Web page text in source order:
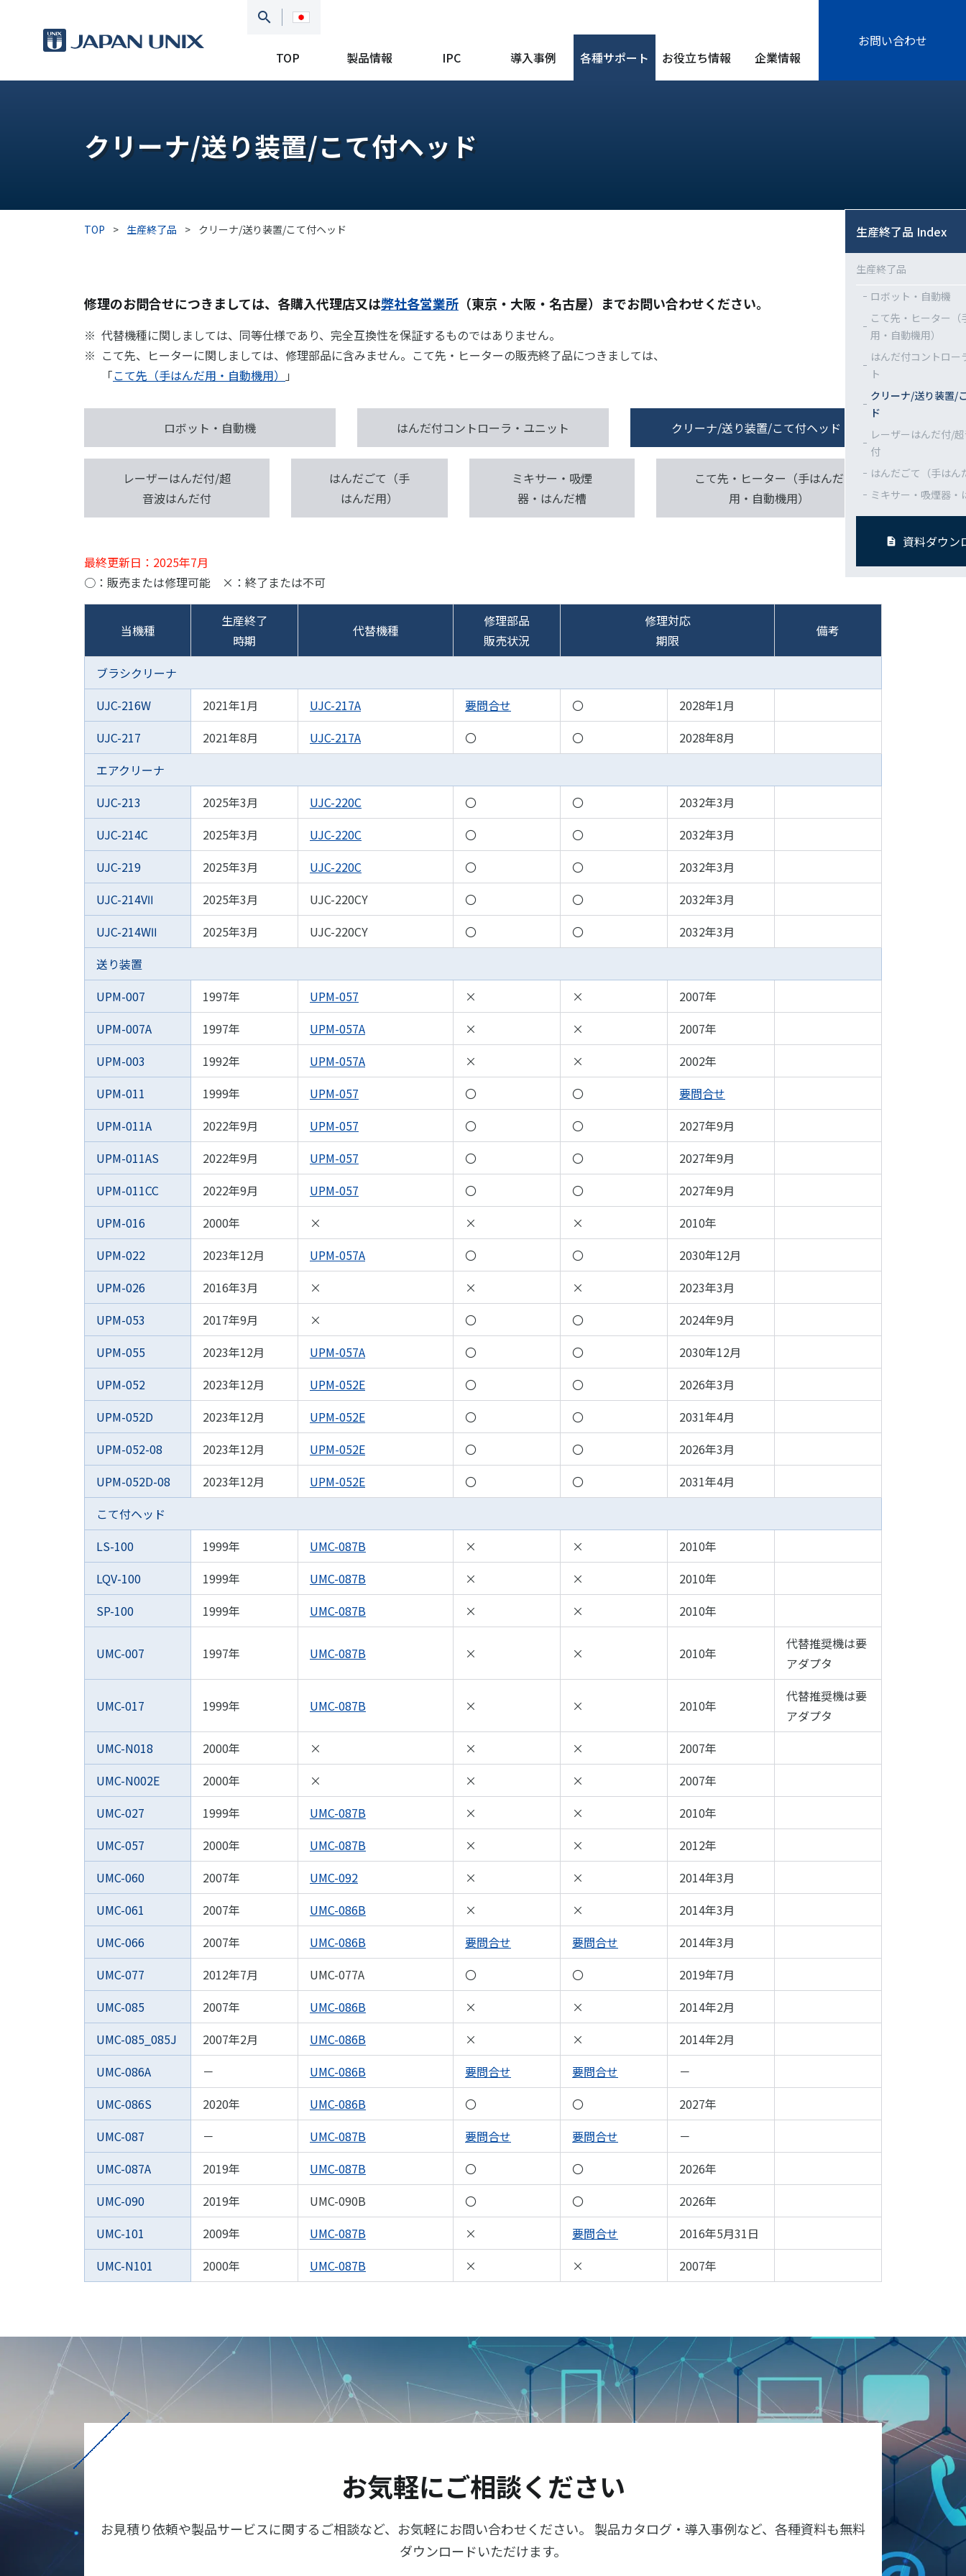
TOP 製品情報 IPC 導入事例 各種サポート お役立ち情報 企業情報
お問い合わせ
クリーナ/送り装置/こて付ヘッド
TOP > 生産終了品 > クリーナ/送り装置/こて付ヘッド
修理のお問合せにつきましては、各購入代理店又は弊社各営業所 （東京・大阪・名古屋）までお問い合わせください。
代替機種に関しましては、同等仕様であり、完全互換性を保証するものではありません。
こて先、ヒーターに関しましては、修理部品に含みません。こて先・ヒーターの販売終了品につきましては、
「こて先（手はんだ用・自動機用） 」
ロボット・自動機 はんだ付コントローラ・ユニット クリーナ/送り装置/こて付ヘッド
レーザーはんだ付/超
音波はんだ付
はんだごて（手
はんだ用）
ミキサー・吸煙
器・はんだ槽
こて先・ヒーター（手はんだ
用・自動機用）
最終更新日：2025年7月
○：販売または修理可能 ×：終了または不可
当機種
生産終了
時期
代替機種
修理部品
販売状況
修理対応
期限
備考
ブラシクリーナ
UJC-216W
2021年1月 UJC-217A 要問合せ 〇
2028年1月
UJC-217
2021年8月 UJC-217A 〇 〇
2028年8月
エアクリーナ
UJC-213
2025年3月 UJC-220C 〇 〇
2032年3月
UJC-214C
2025年3月 UJC-220C 〇 〇
2032年3月
UJC-219
2025年3月 UJC-220C 〇 〇
2032年3月
UJC-214VⅡ
2025年3月 UJC-220CY 〇 〇
2032年3月
UJC-214WⅡ
2025年3月 UJC-220CY 〇 〇
2032年3月
送り装置
UPM-007
1997年 UPM-057 × ×
2007年
UPM-007A
1997年 UPM-057A × ×
2007年
UPM-003
1992年 UPM-057A × ×
2002年
UPM-011
1999年 UPM-057 〇 〇
要問合せ
UPM-011A
2022年9月 UPM-057 〇 〇
2027年9月
UPM-011AS
2022年9月 UPM-057 〇 〇
2027年9月
UPM-011CC
2022年9月 UPM-057 〇 〇
2027年9月
UPM-016
2000年 × × ×
2010年
UPM-022
2023年12月 UPM-057A 〇 〇
2030年12月
UPM-026
2016年3月 × × ×
2023年3月
UPM-053
2017年9月 × 〇 〇
2024年9月
UPM-055
2023年12月 UPM-057A 〇 〇
2030年12月
UPM-052
2023年12月 UPM-052E 〇 〇
2026年3月
UPM-052D
2023年12月 UPM-052E 〇 〇
2031年4月
UPM-052-08
2023年12月 UPM-052E 〇 〇
2026年3月
UPM-052D-08
2023年12月 UPM-052E 〇 〇
2031年4月
こて付ヘッド
LS-100
1999年 UMC-087B × ×
2010年
LQV-100
1999年 UMC-087B × ×
2010年
SP-100
1999年 UMC-087B × × 2010年
UMC-007 1997年 UMC-087B × × 2010年
代替推奨機は要
アダプタ
UMC-017 1999年 UMC-087B × × 2010年
代替推奨機は要
アダプタ
UMC-N018
2000年 × × ×
2007年
UMC-N002E
2000年 × × ×
2007年
UMC-027
1999年 UMC-087B × ×
2010年
UMC-057
2000年 UMC-087B × ×
2012年
UMC-060
2007年 UMC-092 × ×
2014年3月
UMC-061
2007年 UMC-086B × ×
2014年3月
UMC-066
2007年 UMC-086B 要問合せ 要問合せ
2014年3月
UMC-077
2012年7月 UMC-077A 〇 〇
2019年7月
UMC-085
2007年 UMC-086B × ×
2014年2月
UMC-085_085J
2007年2月 UMC-086B × ×
2014年2月
UMC-086A
－ UMC-086B 要問合せ 要問合せ
－
UMC-086S
2020年 UMC-086B 〇 〇
2027年
UMC-087
－ UMC-087B 要問合せ 要問合せ
－
UMC-087A
2019年 UMC-087B 〇 〇
2026年
UMC-090
2019年 UMC-090B 〇 〇
2026年
UMC-101
2009年 UMC-087B × 要問合せ
2016年5月31日
UMC-N101
2000年 UMC-087B × × 2007年
生産終了品 Index
生産終了品
ロボット・自動機
こて先・ヒーター（
用・自動機用）
はんだ付コントロー
ト
クリーナ/送り装置/
ド
レーザーはんだ付/
付
はんだごて（手はん
ミキサー・吸煙器・
資料ダウン
お気軽にご相談ください
お見積り依頼や製品サービスに関するご相談など、お気軽にお問い合わせください。 製品カタログ・導入事例など、各種資料も無料
ダウンロードいただけます。